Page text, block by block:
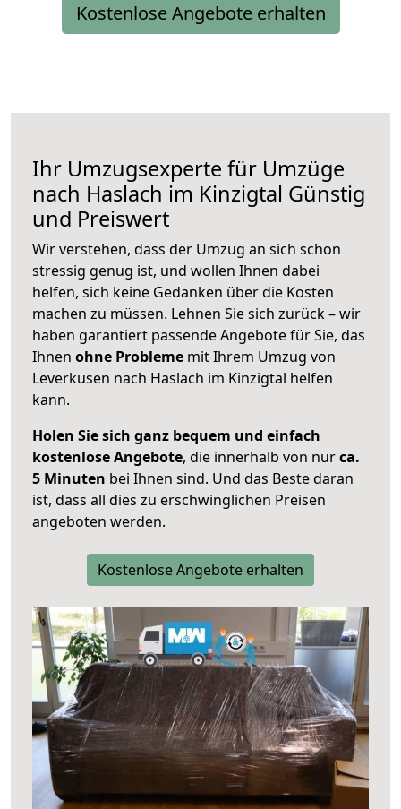
Kostenlose Angebote erhalten
Ihr Umzugsexperte für Umzüge
nach Haslach im Kinzigtal Günstig
und Preiswert
Wir verstehen, dass der Umzug an sich schon
stressig genug ist, und wollen Ihnen dabei
helfen, sich keine Gedanken über die Kosten
machen zu müssen. Lehnen Sie sich zurück – wir
haben garantiert passende Angebote für Sie, das
Ihnen ohne Probleme mit Ihrem Umzug von
Leverkusen nach Haslach im Kinzigtal helfen
kann.
Holen Sie sich ganz bequem und einfach
kostenlose Angebote, die innerhalb von nurca.
5 Minuten bei Ihnen sind. Und das Beste daran
ist, dass all dies zu erschwinglichen Preisen
angeboten werden.
Kostenlose Angebote erhalten